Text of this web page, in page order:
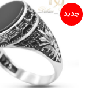
جدید